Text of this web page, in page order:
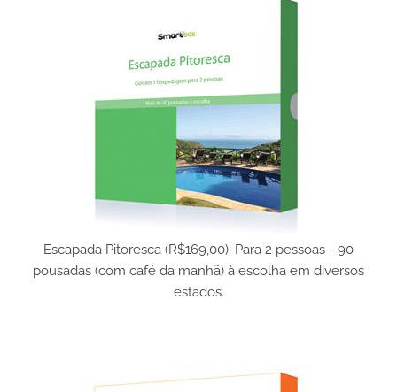
Escapada Pitoresca (R$169,00): Para 2 pessoas - 90
pousadas (com café da manhã) à escolha em diversos
estados.